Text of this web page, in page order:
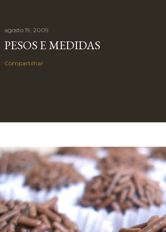
agosto 19, 2009
PESOS E MEDIDAS
Compartilhar